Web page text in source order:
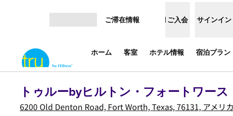
ご滞在情報 ご入会 サインイン
ホーム 客室 ホテル情報 宿泊プラン
トゥルーbyヒルトン・フォートワー
6200 Old Denton Road, Fort Worth, Texas, 76131, アメリ